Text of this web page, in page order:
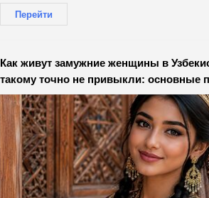
Перейти
Как живут замужние женщины в
такому точно не привыкли: основные